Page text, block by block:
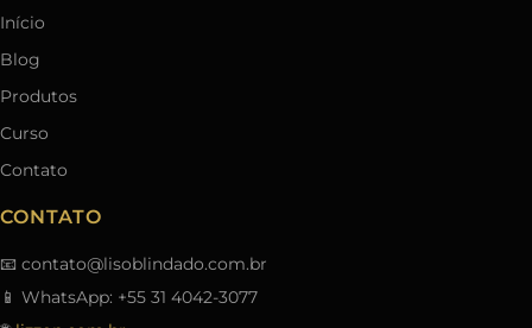
Início
Blog
Produtos
Curso
Contato
CONTATO
📧 contato@lisoblindado.com.br
📱 WhatsApp: +55 31 4042-3077